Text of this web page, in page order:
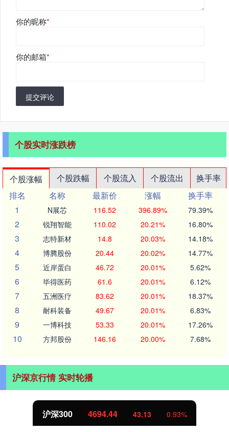
你的昵称*
你的邮箱*
提交评论
个股实时涨跌榜
个股涨幅 个股跌幅 个股流入 个股流出
换手率
排名
名称 最新价 涨幅
换手率
1
N展芯 116.52 396.89% 79.39%
2 锐翔智能 110.02 20.21% 16.80%
3 志特新材 14.8 20.03% 14.18%
4 博腾股份 20.44 20.02% 14.77%
5 近岸蛋白 46.72 20.01% 5.62%
6 毕得医药 61.6 20.01% 6.12%
7 五洲医疗 83.62 20.01% 18.37%
8 耐科装备 49.67 20.01% 6.83%
9 一博科技 53.33 20.01% 17.26%
10 方邦股份 146.16 20.00% 7.68%
沪深京行情 实时轮播
43.13 0.93% 北证50